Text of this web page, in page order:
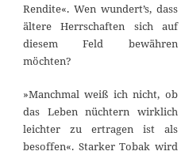
Rendite«. Wen wundert’s, dass
ältere Herrschaften sich auf
diesem Feld bewähren
möchten?
»Manchmal weiß ich nicht, ob
das Leben nüchtern wirklich
leichter zu ertragen ist als
besoffen«. Starker Tobak wird